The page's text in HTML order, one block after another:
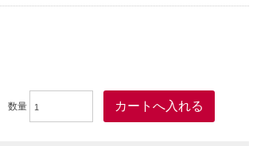
数量